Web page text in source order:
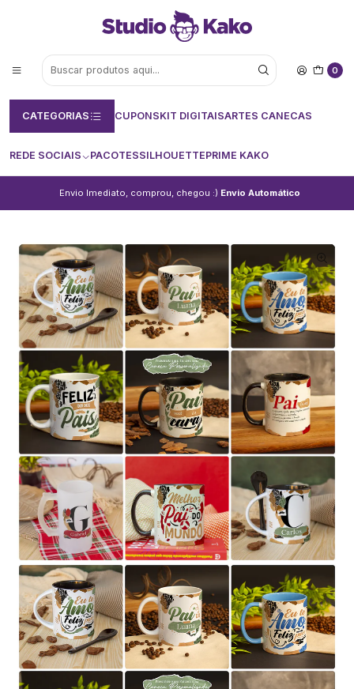
0
CATEGORIAS CUPONSKIT DIGITAISARTES CANECAS
REDE SOCIAIS PACOTESSILHOUETTEPRIME KAKO
Envio Imediato, comprou, chegou :) Envio Automático